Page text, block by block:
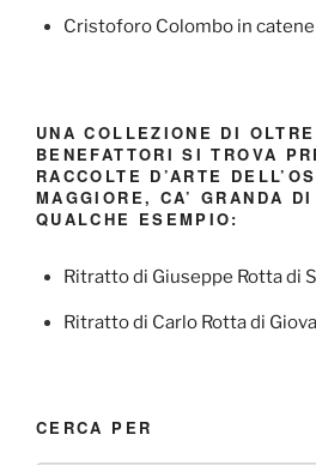
Cristoforo Colombo in
UNA COLLEZIONE DI
BENEFATTORI SI TROVA
RACCOLTE D’ARTE
MAGGIORE, CA’ GRANDA
QUALCHE ESEMPIO:
Ritratto di Giuseppe Rotta di
Ritratto di Carlo Rotta di
CERCA PER